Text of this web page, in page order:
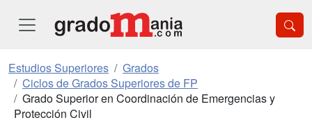
Estudios Superiores
Grados
Ciclos de Grados Superiores de FP
Grado Superior en Coordinación de Emergencias y
Protección Civil